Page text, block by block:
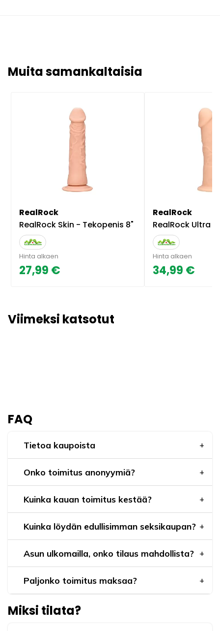
Muita samankaltaisia
RealRock
RealRock Skin - Tekopenis 8"
Hinta alkaen
27,99 €
RealRock
RealRock Ultra -
Hinta alkaen
34,99 €
Viimeksi katsotut
FAQ
Tietoa kaupoista
Onko toimitus anonyymiä?
Kuinka kauan toimitus kestää?
Kuinka löydän edullisimman seksikaupan?
Asun ulkomailla, onko tilaus mahdollista?
Paljonko toimitus maksaa?
Miksi tilata?